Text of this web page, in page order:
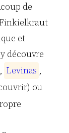
de
et
découvre
, Levinas ,
ou